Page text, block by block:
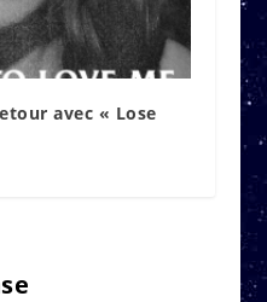
avec « Lose